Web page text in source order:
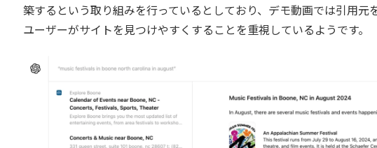
築するという取り組みを行っているとしており、デモ動画では引用元
ユーザーがサイトを見つけやすくすることを重視しているようです。